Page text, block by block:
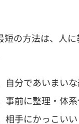
短の方法は、人
自分であいまい
前に整理・体系
手にかっこい